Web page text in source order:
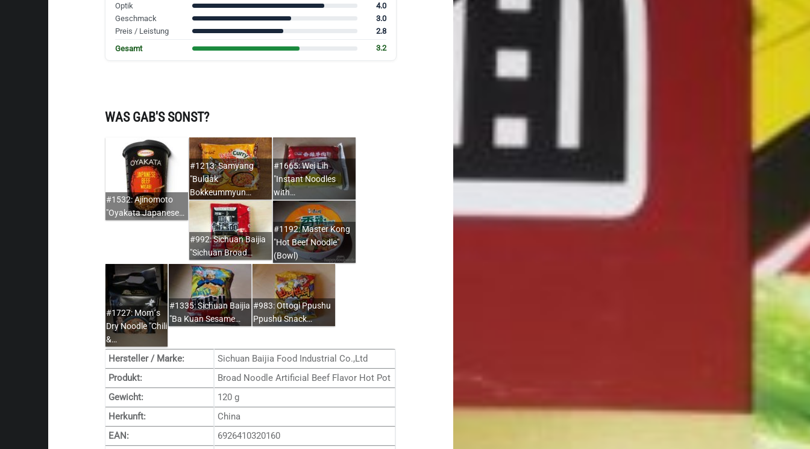
Optik
4.0
Geschmack
3.0
Preis / Leistung
2.8
Gesamt
3.2
WAS GAB'S SONST?
#1532: Ajinomoto
"Oyakata Japanese…
#1213: Samyang
"Buldak
Bokkeummyun…
#1665: Wei Lih
"Instant Noodles
with…
#992: Sichuan Baijia
"Sichuan Broad…
#1192: Master Kong
"Hot Beef Noodle"
(Bowl)
#1727: Mom´s
Dry Noodle "Chili
&…
#1335: Sichuan Baijia
"Ba Kuan Sesame…
#983: Ottogi Ppushu
Ppushu Snack…
Hersteller / Marke:
Sichuan Baijia Food Industrial Co.,Ltd
Produkt:
Broad Noodle Artificial Beef Flavor Hot Pot
Gewicht:
120 g
Herkunft:
China
EAN:
6926410320160